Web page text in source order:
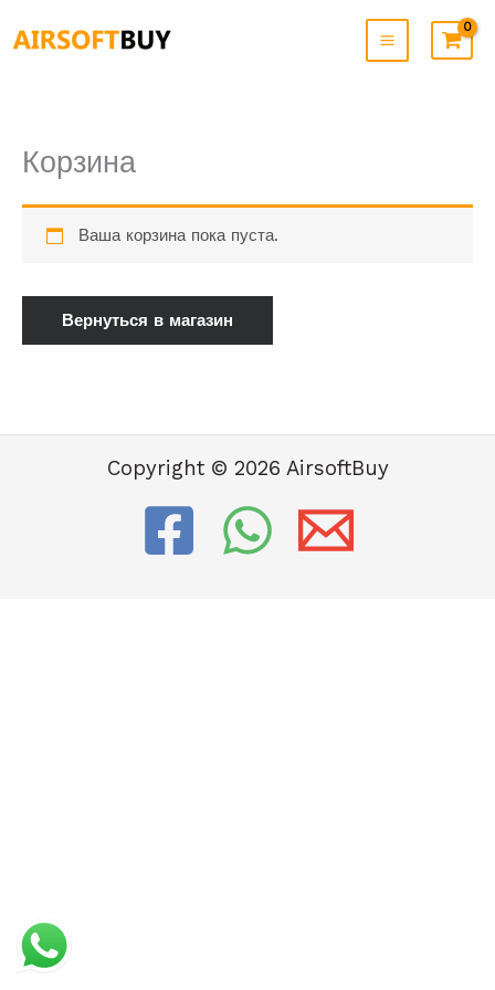
содержимому
Корзина
Ваша корзина пока пуста.
Вернуться в магазин
Copyright © 2026 AirsoftBuy